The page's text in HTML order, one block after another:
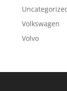
Volkswagen
Volvo